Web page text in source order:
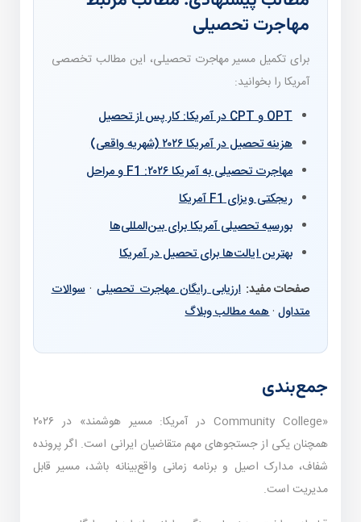
مهاجرت تحصیلی
برای تکمیل مسیر مهاجرت تحصیلی، این مطالب تخصصی
آمریکا را بخوانید:
OPT و CPT در آمریکا: کار پس از تحصیل
هزینه تحصیل در آمریکا ۲۰۲۶ (شهریه واقعی)
مهاجرت تحصیلی به آمریکا ۲۰۲۶: F1 و مراحل
ریجکتی ویزای F1 آمریکا
بورسیه تحصیلی آمریکا برای بین‌المللی‌ها
بهترین ایالت‌ها برای تحصیل در آمریکا
صفحات مفید: ارزیابی رایگان مهاجرت تحصیلی·سوالات
متداول·همه مطالب وبلاگ
جمع‌بندی
«Community College در آمریکا: مسیر هوشمند» در ۲۰۲۶
همچنان یکی از جستجوهای مهم متقاضیان ایرانی است. اگر پرونده
شفاف، مدارک اصیل و برنامه زمانی واقع‌بینانه باشد، مسیر قابل
مدیریت است.